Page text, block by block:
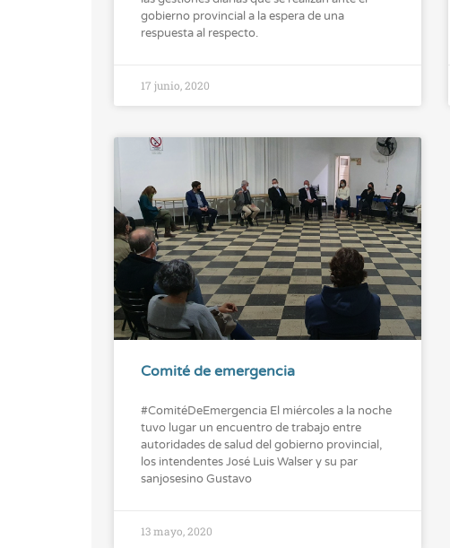
gobierno provincial a la espera de una
respuesta al respecto.
17 junio, 2020
Comité de emergencia
#ComitéDeEmergencia El miércoles a la noche
tuvo lugar un encuentro de trabajo entre
autoridades de salud del gobierno provincial,
los intendentes José Luis Walser y su par
sanjosesino Gustavo
13 mayo, 2020